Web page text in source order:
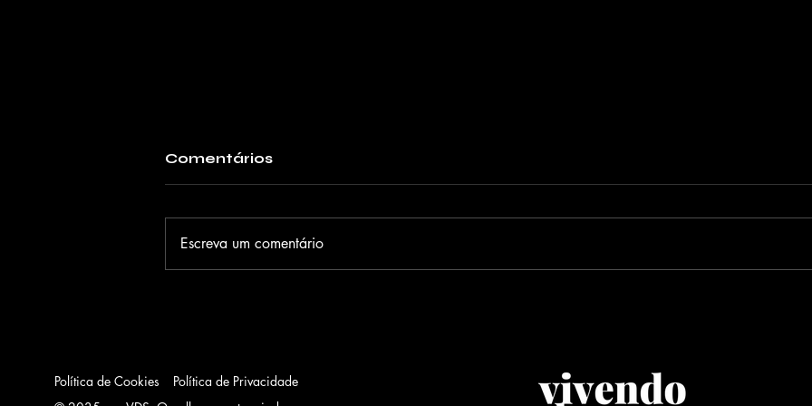
décadas
Comentários
Escreva um comentário
Política de Cookies
Política de Privacidade